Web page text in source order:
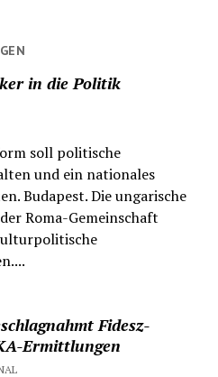
in die Politik
soll politische
und ein nationales
Budapest. Die ungarische
Roma-Gemeinschaft
Fidesz-
Ermittlungen